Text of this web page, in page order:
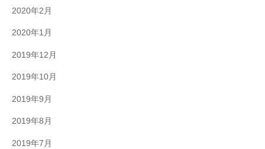
2020年2月
2020年1月
2019年12月
2019年10月
2019年9月
2019年8月
2019年7月